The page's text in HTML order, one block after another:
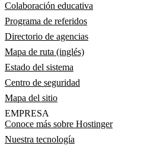
Colaboración educativa
Programa de referidos
Directorio de agencias
Mapa de ruta (inglés)
Estado del sistema
Centro de seguridad
Mapa del sitio
EMPRESA
Conoce más sobre Hostinger
Nuestra tecnología